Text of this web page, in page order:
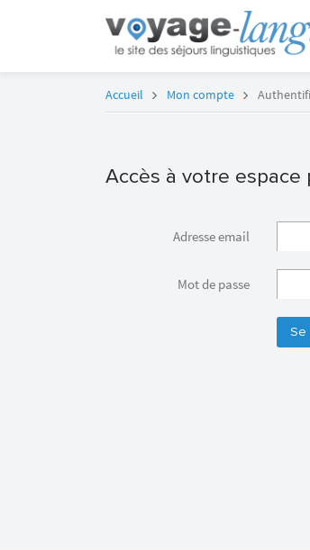
Accueil Mon compte
Accès à votre espace
Adresse email
Mot de passe
Se